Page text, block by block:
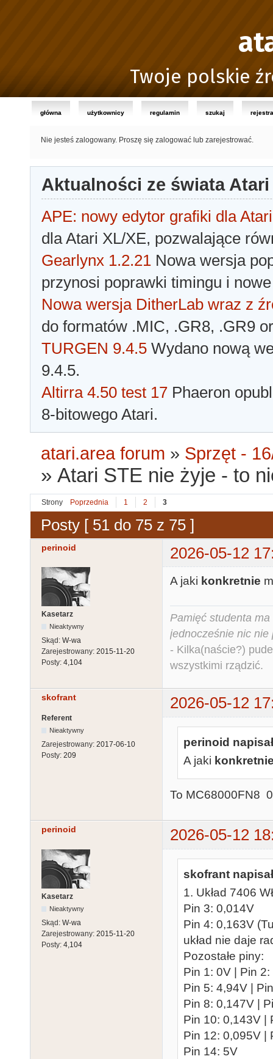
Twoje polskie
główna użytkownicy regulamin szukaj
Nie jesteś zalogowany. Proszę się zalogować lub zarejestrować.
Aktualności ze świata Atari
APE: nowy edytor grafiki dla Atari
dla Atari XL/XE, pozwalające
Gearlynx 1.2.21 Nowa wersja
przynosi poprawki timingu i
Nowa wersja DitherLab wraz z
do formatów .MIC, .GR8, .GR9
TURGEN 9.4.5 Wydano nową
9.4.5.
Altirra 4.50 test 17 Phaeron
8-bitowego Atari.
atari.area forum » Sprzęt -
»Atari STE nie żyje - to
Strony Poprzednia 1 2 3
Posty [ 51 do 75 z 75 ]
perinoid 2026-05-12
Kasetarz
Nieaktywny
Skąd: W-wa
Zarejestrowany: 2015-11-20
Posty: 4,104
A jaki konkretnie
Pamięć studenta
jednocześnie nic nie
- Kilka(naście?)
wszystkimi rządzić.
skofrant 2026-05-12
Referent
Nieaktywny
Zarejestrowany: 2017-06-10
Posty: 209
perinoid
A jaki
To MC68000FN8
perinoid 2026-05-12
Kasetarz
Nieaktywny
Skąd: W-wa
Zarejestrowany: 2015-11-20
Posty: 4,104
skofrant
1. Układ 7406
Pin 3: 0,014V
Pin 4: 0,163V
układ nie daje
Pozostałe piny:
Pin 1: 0V | Pin 2:
Pin 5: 4,94V |
Pin 8: 0,147V |
Pin 10: 0,143V |
Pin 12: 0,095V |
Pin 14: 5V